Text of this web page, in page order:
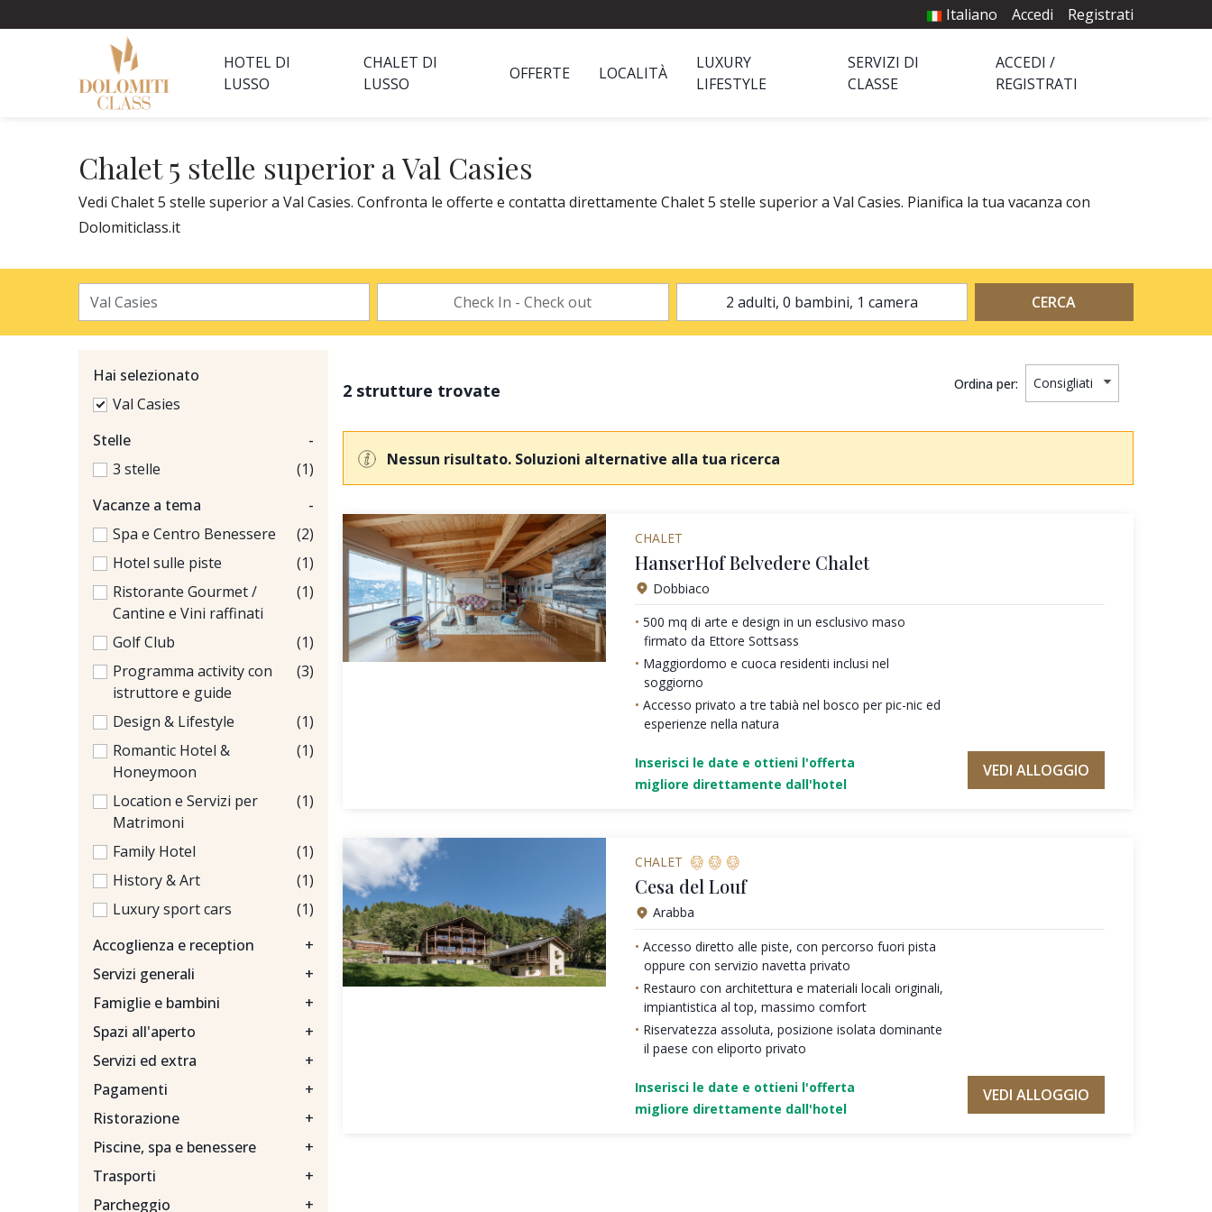
Italiano Accedi Registrati
HOTEL DI
LUSSO
CHALET DI
LUSSO
OFFERTE LOCALITÀ
LUXURY
LIFESTYLE
SERVIZI DI
CLASSE
ACCEDI /
REGISTRATI
Chalet 5 stelle superior a Val Casies
Vedi Chalet 5 stelle superior a Val Casies. Confronta le offerte e contatta direttamente Chalet 5 stelle superior a Val Casies. Pianifica la tua vacanza con
Dolomiticlass.it
2 adulti, 0 bambini, 1 camera CERCA
Hai selezionato
Val Casies
Stelle
-
3 stelle
(1)
Vacanze a tema
-
Spa e Centro Benessere
(2)
Hotel sulle piste
(1)
Ristorante Gourmet /
Cantine e Vini raffinati
(1)
Golf Club
(1)
Programma activity con
istruttore e guide
(3)
Design & Lifestyle
(1)
Romantic Hotel &
Honeymoon
(1)
Location e Servizi per
Matrimoni
(1)
Family Hotel
(1)
History & Art
(1)
Luxury sport cars
(1)
Accoglienza e reception
+
Servizi generali
+
Famiglie e bambini
+
Spazi all'aperto
+
Servizi ed extra
+
Pagamenti
+
Ristorazione
+
Piscine, spa e benessere
+
Trasporti
+
Parcheggio
+
2 strutture trovate Ordina per:
Nessun risultato. Soluzioni alternative alla tua ricerca
CHALET
HanserHof Belvedere Chalet
Dobbiaco
500 mq di arte e design in un esclusivo maso
firmato da Ettore Sottsass
Maggiordomo e cuoca residenti inclusi nel
soggiorno
Accesso privato a tre tabià nel bosco per pic-nic ed
esperienze nella natura
Inserisci le date e ottieni l'offerta
migliore direttamente dall'hotel
VEDI ALLOGGIO
CHALET
Cesa del Louf
Arabba
Accesso diretto alle piste, con percorso fuori pista
oppure con servizio navetta privato
Restauro con architettura e materiali locali originali,
impiantistica al top, massimo comfort
Riservatezza assoluta, posizione isolata dominante
il paese con eliporto privato
Inserisci le date e ottieni l'offerta
migliore direttamente dall'hotel
VEDI ALLOGGIO